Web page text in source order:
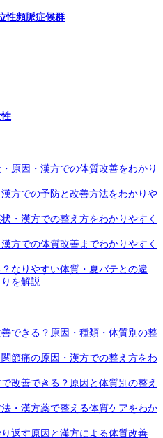
性頻脈症候群
原因・漢方での体質改善をわかり
方での予防と改善方法をわかりや
・漢方での整え方をわかりやすく
方での体質改善までわかりやすく
なりやすい体質・夏バテとの違
を解説
できる？原因・種類・体質別の整
節痛の原因・漢方での整え方をわ
改善できる？原因と体質別の整え
・漢方薬で整える体質ケアをわか
返す原因と漢方による体質改善